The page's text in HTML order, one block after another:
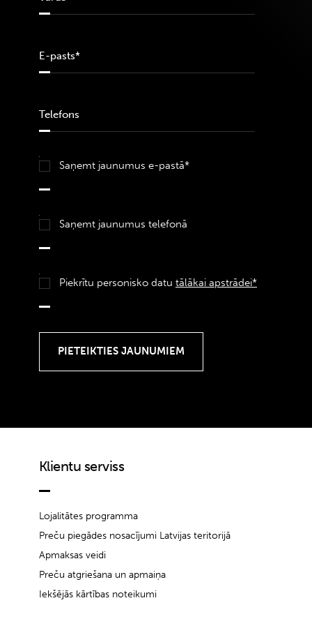
Saņemt jaunumus e-pastā*
Saņemt jaunumus telefonā
Piekrītu personisko datu tālākai apstrādei*
Klientu serviss
Lojalitātes programma
Preču piegādes nosacījumi Latvijas teritorijā
Apmaksas veidi
Preču atgriešana un apmaiņa
Iekšējās kārtības noteikumi